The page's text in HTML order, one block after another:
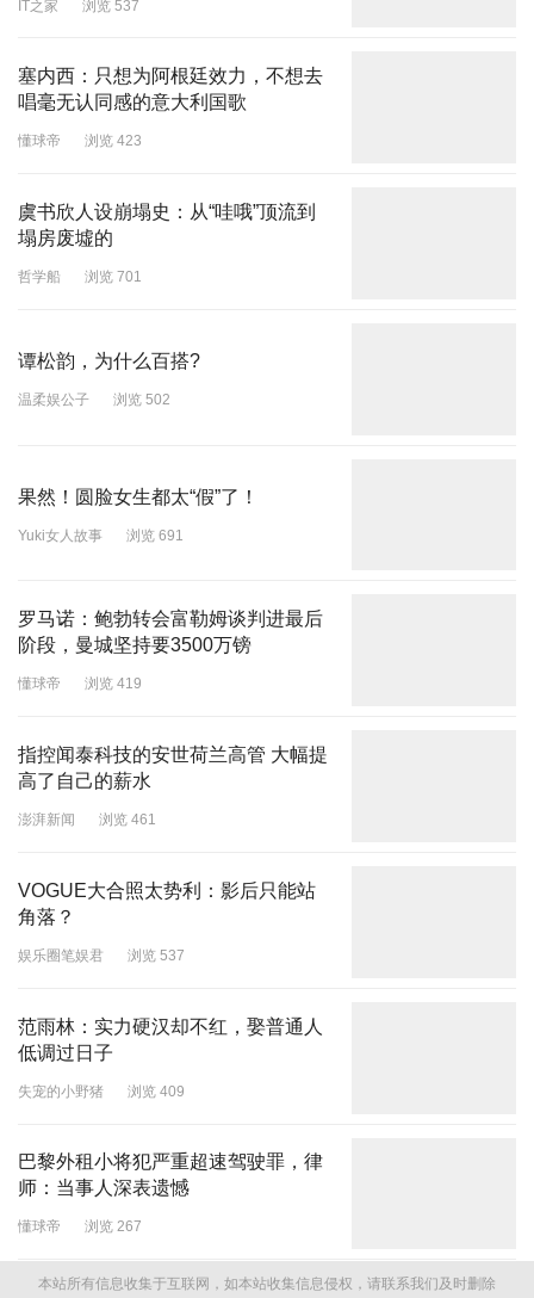
IT之家 浏览 537
塞内西：只想为阿根廷效力，不想去
唱毫无认同感的意大利国歌
懂球帝 浏览 423
虞书欣人设崩塌史：从“哇哦”顶流到
塌房废墟的
哲学船 浏览 701
谭松韵，为什么百搭?
温柔娱公子 浏览 502
果然！圆脸女生都太“假”了！
Yuki女人故事 浏览 691
罗马诺：鲍勃转会富勒姆谈判进最后
阶段，曼城坚持要3500万镑
懂球帝 浏览 419
指控闻泰科技的安世荷兰高管 大幅提
高了自己的薪水
澎湃新闻 浏览 461
VOGUE大合照太势利：影后只能站
角落？
娱乐圈笔娱君 浏览 537
范雨林：实力硬汉却不红，娶普通人
低调过日子
失宠的小野猪 浏览 409
巴黎外租小将犯严重超速驾驶罪，律
师：当事人深表遗憾
懂球帝 浏览 267
本站所有信息收集于互联网，如本站收集信息侵权，请联系我们及时删除